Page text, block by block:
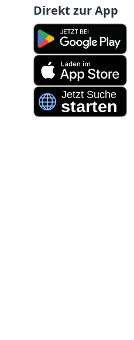
Direkt zur App